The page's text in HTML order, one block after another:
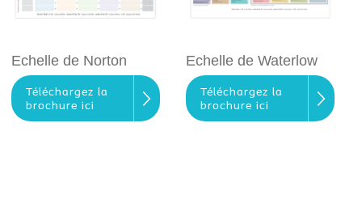
Echelle de Norton
Téléchargez la
brochure ici
Echelle de Waterlow
Téléchargez la
brochure ici